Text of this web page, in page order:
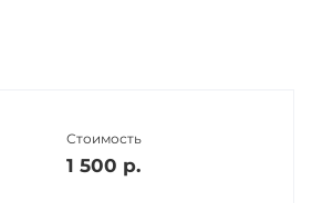
Стоимость
1 500 р.